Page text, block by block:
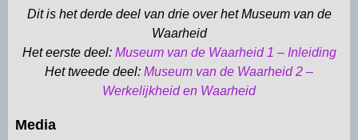
Dit is het derde deel van drie over het Museum van de
Waarheid
Het eerste deel: Museum van de Waarheid 1 – Inleiding
Het tweede deel: Museum van de Waarheid 2 –
Werkelijkheid en Waarheid
Media